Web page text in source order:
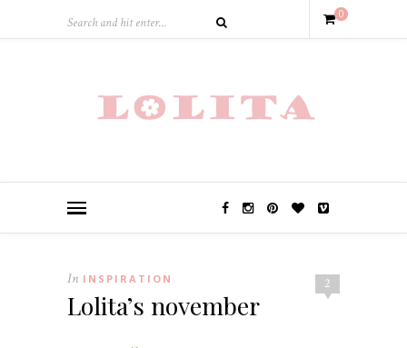
0
2
In INSPIRATION
Lolita’s november